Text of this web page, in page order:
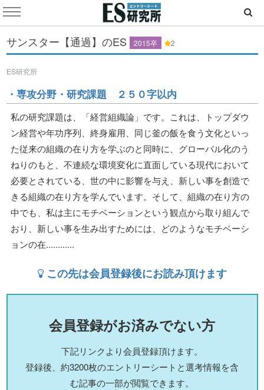
サンスター【通過】のES 2015卒 2
ES研究所
・専攻分野・研究課題 ２５０字以内
私の研究課題は、「経営組織論」です。これは、トップダウ
ン経営や年功序列、終身雇用、同じ釜の飯を食う文化といっ
た従来の組織の在り方を学ぶのと同時に、グローバル化のう
ねりのもと、不連続な環境変化に直面している現代において
必要とされている、世の中に影響を与え、新しい事を創造で
きる組織の在り方を学んでいます。そして、組織の在り方の
中でも、私は主にモチベーションという観点から取り組んで
おり、新しい事を生み出すためには、どのようなモチベーシ
ョンの在............
この先は会員登録後にお読み頂けます
会員登録がお済みでない方
下記リンクより会員登録頂けます。
登録後、約3200枚のエントリーシートと選考情報を含
む記事の一部が閲覧できます。